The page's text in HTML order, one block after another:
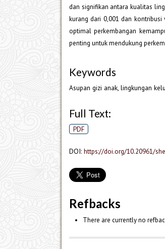
dan signifikan antara kualitas
kurang dari 0,001 dan
optimal perkembangan
penting untuk mendukung
Keywords
Asupan gizi anak, lingkungan
Full Text:
PDF
DOI: https://doi.org/10.20961/
Refbacks
There are currently no